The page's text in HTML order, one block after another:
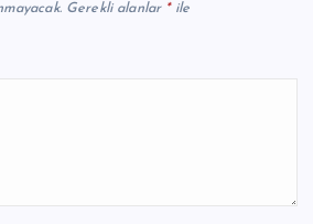
Gerekli alanlar *ile